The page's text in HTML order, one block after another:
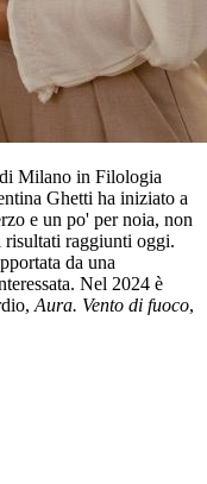
Milano in Filologia
Ghetti ha iniziato a
e un po' per noia, non
risultati raggiunti oggi.
da una
Nel 2024 è
Aura. Vento di fuoco,